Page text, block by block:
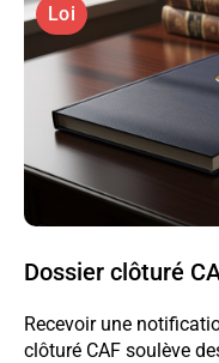
Loi
Dossier clôturé
Recevoir une
clôturé CAF soulève